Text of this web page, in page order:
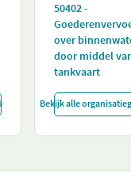
50402 -
over
door middel
tankvaart
Bekijk alle